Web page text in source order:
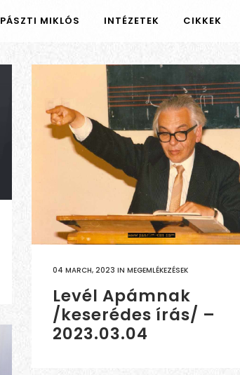
PÁSZTI MIKLÓS INTÉZETEK CIKKEK
04 MARCH, 2023 IN MEGEMLÉKEZÉSEK
Levél Apámnak
/keserédes írás/ –
2023.03.04